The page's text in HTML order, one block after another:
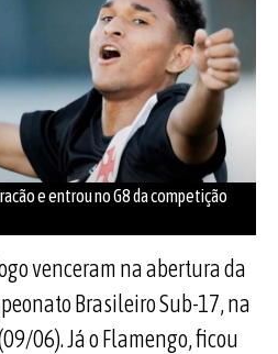
e entrou no G8 da competição
venceram na abertura da
Brasileiro Sub-17, na
06). Já o Flamengo, ficou